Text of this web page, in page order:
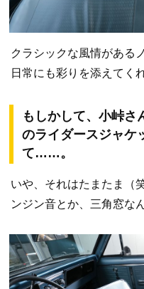
クラシックな風情がある
日常にも彩りを添えてく
もしかして、小峠さ
のライダースジャケ
て……。
いや、それはたまたま（
ンジン音とか、三角窓な